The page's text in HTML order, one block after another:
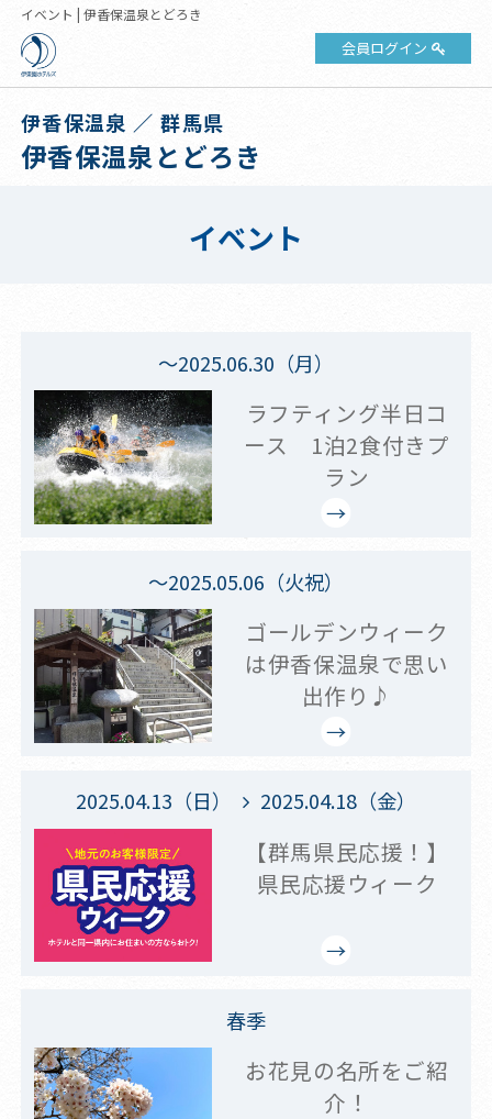
イベント | 伊香保温泉とどろき
会員ログイン
伊香保温泉 ／ 群馬県
伊香保温泉とどろき
イベント
～2025.06.30（月）
ラフティング半日コ
ース 1泊2食付きプ
ラン
～2025.05.06（火祝）
ゴールデンウィーク
は伊香保温泉で思い
出作り♪
2025.04.13（日） 2025.04.18（金）
【群馬県民応援！】
県民応援ウィーク
春季
お花見の名所をご紹
介！